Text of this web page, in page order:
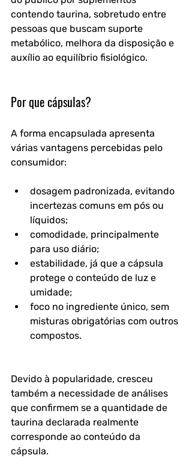
contendo taurina, sobretudo entre
pessoas que buscam suporte
metabólico, melhora da disposição e
auxílio ao equilíbrio fisiológico.
Por que cápsulas?
A forma encapsulada apresenta
várias vantagens percebidas pelo
consumidor:
dosagem padronizada, evitando
incertezas comuns em pós ou
líquidos;
comodidade, principalmente
para uso diário;
estabilidade, já que a cápsula
protege o conteúdo de luz e
umidade;
foco no ingrediente único, sem
misturas obrigatórias com outros
compostos.
Devido à popularidade, cresceu
também a necessidade de análises
que confirmem se a quantidade de
taurina declarada realmente
corresponde ao conteúdo da
cápsula.